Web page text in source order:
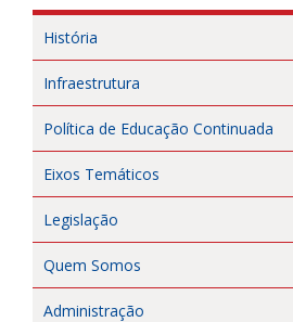
História
Infraestrutura
Política de Educação Continuada
Eixos Temáticos
Legislação
Quem Somos
Administração